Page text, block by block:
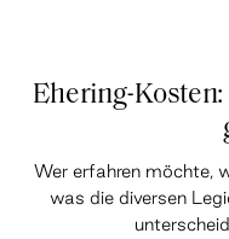
Ehering-
Wer erfahren möchte,
was die diversen